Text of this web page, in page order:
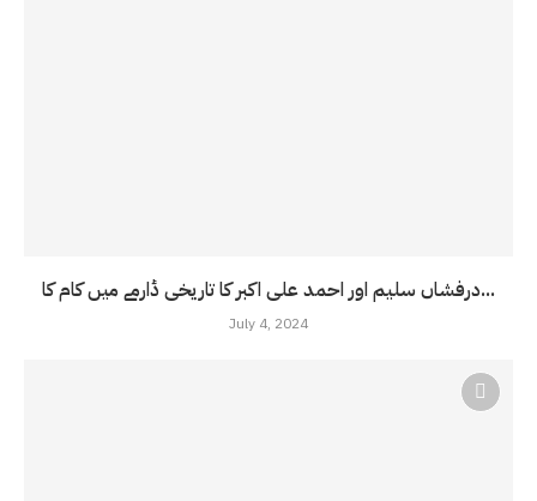
درفشاں سلیم اور احمد علی اکبر کا تاریخی ڈارمے میں کام کا...
July 4, 2024